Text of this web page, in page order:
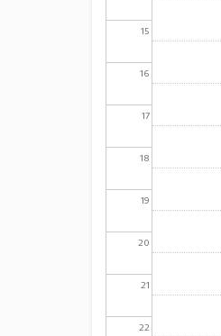
15
16
17
18
19
20
21
22